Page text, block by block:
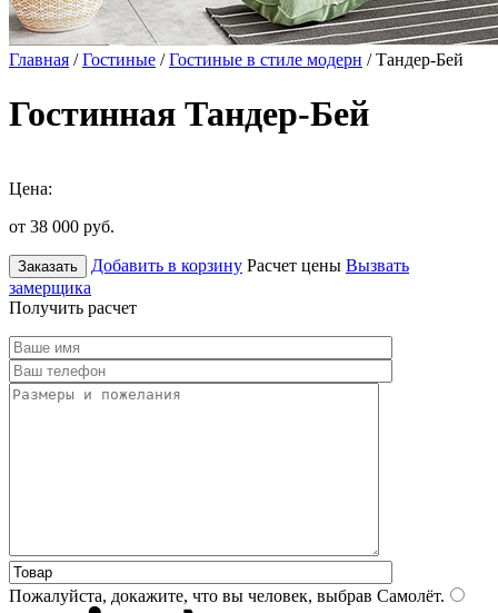
Главная /Гостиные /Гостиные в стиле модерн / Тандер-Бей
Гостинная Тандер-Бей
Цена:
от 38 000 руб.
Заказать Добавить в корзину Расчет цены Вызвать
замерщика
Получить расчет
Пожалуйста, докажите, что вы человек, выбрав Самолёт.